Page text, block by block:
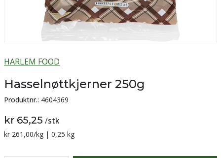
HARLEM FOOD
Hasselnøttkjerner 250g
Produktnr.: 4604369
kr 65,25 /stk
Sammenligning pris:
kr 261,00/kg | 0,25 kg